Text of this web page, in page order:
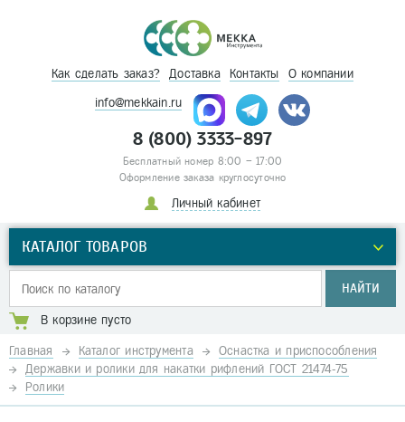
Как сделать заказ? Доставка Контакты О компании
info@mekkain.ru
8 (800) 3333-897
Бесплатный номер 8:00 – 17:00
Оформление заказа круглосуточно
Личный кабинет
КАТАЛОГ ТОВАРОВ
НАЙТИ
В корзине пусто
Главная Каталог инструмента
Оснастка и приспособления
Державки и ролики для накатки рифлений ГОСТ 21474-75
Ролики